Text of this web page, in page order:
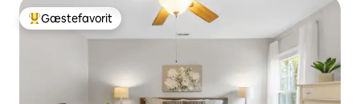
Bedste gæstefavorit
Gæstefavorit